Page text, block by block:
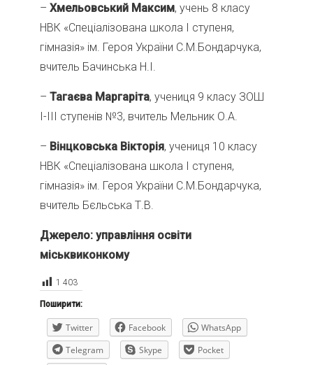
– Хмельовський Максим, учень 8 класу
НВК «Спеціалізована школа І ступеня,
гімназія» ім. Героя України С.М.Бондарчука,
вчитель Бачинська Н.І.
– Тагаєва Маргаріта, учениця 9 класу ЗОШ
І-ІІІ ступенів №3, вчитель Мельник О.А.
– Вінцковська Вікторія, учениця 10 класу
НВК «Спеціалізована школа І ступеня,
гімназія» ім. Героя України С.М.Бондарчука,
вчитель Бєльська Т.В.
Джерело: управління освіти
міськвиконкому
1 403
Поширити:
Twitter Facebook
WhatsApp
Telegram
Skype
Pocket